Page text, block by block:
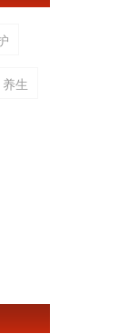
养生